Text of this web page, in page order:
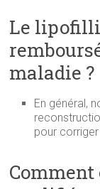
Le
maladie ?
En général,
pour